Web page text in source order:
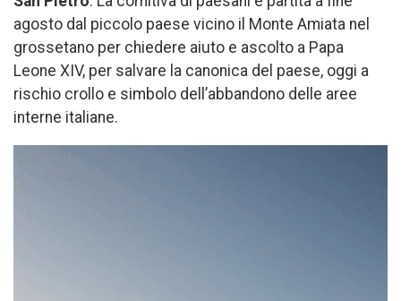
agosto dal piccolo paese vicino il Monte Amiata nel
grossetano per chiedere aiuto e ascolto a Papa
Leone XIV, per salvare la canonica del paese, oggi a
rischio crollo e simbolo dell’abbandono delle aree
interne italiane.